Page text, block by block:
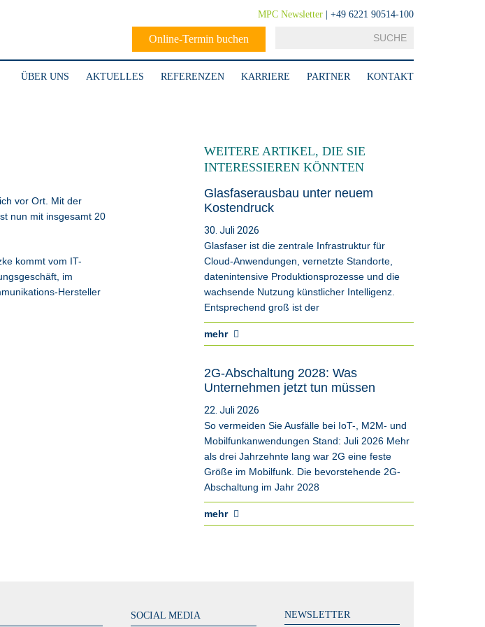
MPC Newsletter | +49 6221 90514-100
Online-Termin buchen
ÜBER UNS AKTUELLES REFERENZEN KARRIERE PARTNER KONTAKT
vor Ort. Mit der
nun mit insgesamt 20
kommt vom IT-
im
Hersteller
WEITERE ARTIKEL, DIE SIE
INTERESSIEREN KÖNNTEN
Glasfaserausbau unter neuem
Kostendruck
30. Juli 2026
Glasfaser ist die zentrale Infrastruktur für
Cloud-Anwendungen, vernetzte Standorte,
datenintensive Produktionsprozesse und die
wachsende Nutzung künstlicher Intelligenz.
Entsprechend groß ist der
mehr
2G-Abschaltung 2028: Was
Unternehmen jetzt tun müssen
22. Juli 2026
So vermeiden Sie Ausfälle bei IoT-, M2M- und
Mobilfunkanwendungen Stand: Juli 2026 Mehr
als drei Jahrzehnte lang war 2G eine feste
Größe im Mobilfunk. Die bevorstehende 2G-
Abschaltung im Jahr 2028
mehr
SOCIAL MEDIA NEWSLETTER